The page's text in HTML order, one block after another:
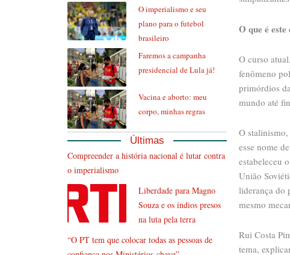
O imperialismo e seu
plano para o futebol
brasileiro
Faremos a campanha
presidencial de Lula já!
Vacina e aborto: meu
corpo, minhas regras
Últimas
Compreender a história nacional é lutar contra
o imperialismo
Liberdade para Magno
Souza e os índios presos
na luta pela terra
“O PT tem que colocar todas as pessoas de
O que é este
O curso
fenômeno
primórdios
mundo até
O
esse nome
estabeleceu
União
liderança do
mesmo
Rui Costa
tema,